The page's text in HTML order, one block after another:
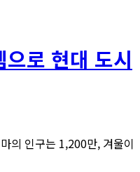
로 현대 도시
의 인구는 1,200만, 겨울이